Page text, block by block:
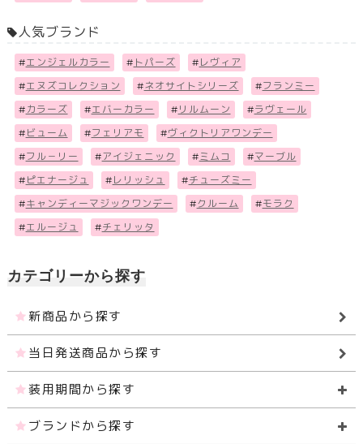
人気ブランド
#エンジェルカラー # トパーズ # レヴィア
#エヌズコレクション #ネオサイトシリーズ #フランミー
# カラーズ #エバーカラー # リルムーン #ラヴェール
# ビューム #フェリアモ #ヴィクトリアワンデー
#フル－リー #アイジェニック # ミムコ #マーブル
# ピエナージュ # レリッシュ #チューズミー
#キャンディーマジックワンデー #クルーム #モラク
#エルージュ #チェリッタ
カテゴリーから探す
新商品から探す
当日発送商品から探す
装用期間から探す
ブランドから探す